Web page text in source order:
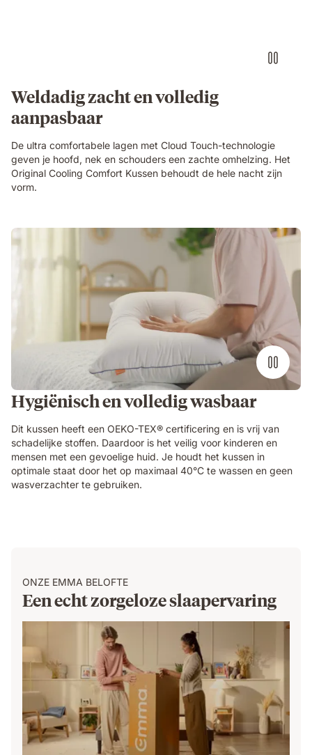
Weldadig zacht en volledig
aanpasbaar
De ultra comfortabele lagen met Cloud Touch-technologie
geven je hoofd, nek en schouders een zachte omhelzing. Het
Original Cooling Comfort Kussen behoudt de hele nacht zijn
vorm.
Hygiënisch en volledig wasbaar
Dit kussen heeft een OEKO-TEX® certificering en is vrij van
schadelijke stoffen. Daardoor is het veilig voor kinderen en
mensen met een gevoelige huid. Je houdt het kussen in
optimale staat door het op maximaal 40°C te wassen en geen
wasverzachter te gebruiken.
ONZE EMMA BELOFTE
Een echt zorgeloze slaapervaring